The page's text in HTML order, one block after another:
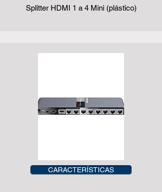
Splitter HDMI 1 a 4 Mini (plástico)
CARACTERÍSTICAS